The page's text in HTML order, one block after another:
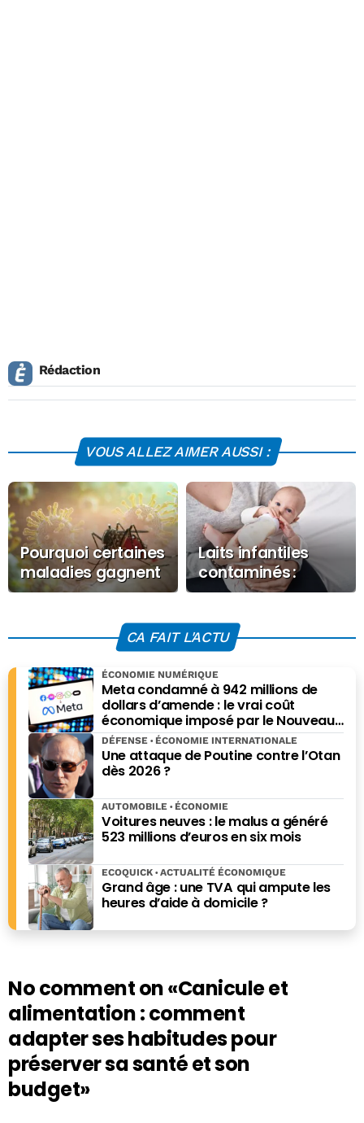
Rédaction
VOUS ALLEZ AIMER AUSSI :
Pourquoi certaines
maladies gagnent
du terrain en
Laits infantiles
contaminés :
Guigoz, Nidal,
s’intensifient
CA FAIT L'ACTU
Meta condamné à 942 millions de
dollars d’amende : le vrai coût
économique imposé par le Nouveau-
Mexique
ÉCONOMIE NUMÉRIQUE
Une attaque de Poutine contre l’Otan
dès 2026 ?
DÉFENSE ÉCONOMIE INTERNATIONALE
Voitures neuves : le malus a généré
523 millions d’euros en six mois
AUTOMOBILE ÉCONOMIE
Grand âge : une TVA qui ampute les
heures d’aide à domicile ?
ECOQUICK ACTUALITÉ ÉCONOMIQUE
No comment on«Canicule et
alimentation : comment
adapter ses habitudes pour
préserver sa santé et son
budget»